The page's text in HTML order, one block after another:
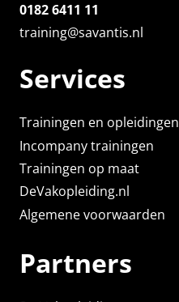
0182 6411 11
training@savantis.nl
Services
Trainingen en opleidingen
Incompany trainingen
Trainingen op maat
DeVakopleiding.nl
Algemene voorwaarden
Partners